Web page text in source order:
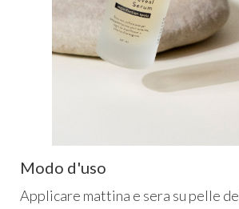
Modo d'uso
Applicare mattina e sera su pelle